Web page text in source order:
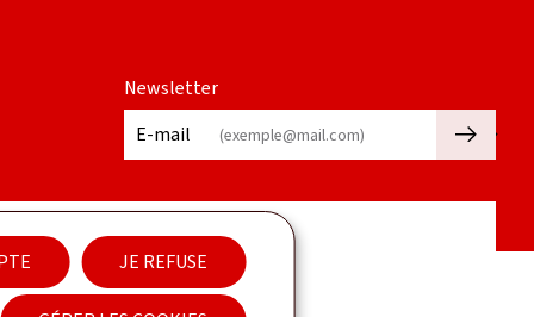
JE REFUSE
Newsletter
E-mail
🡒